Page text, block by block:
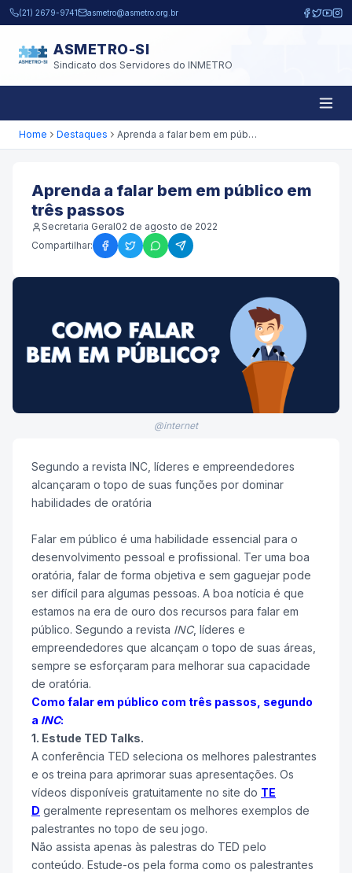
Pular para o conteúdo principal
(21) 2679-9741 asmetro@asmetro.org.br
ASMETRO-SI
Sindicato dos Servidores do INMETRO
Home Destaques Aprenda a falar bem em público em três passos
Aprenda a falar bem em público em
três passos
Secretaria Geral02 de agosto de 2022
Compartilhar:
@internet
Segundo a revista INC, líderes e empreendedores
alcançaram o topo de suas funções por dominar
habilidades de oratória
Falar em público é uma habilidade essencial para o
desenvolvimento pessoal e profissional. Ter uma boa
oratória, falar de forma objetiva e sem gaguejar pode
ser difícil para algumas pessoas. A boa notícia é que
estamos na era de ouro dos recursos para falar em
público. Segundo a revista INC, líderes e
empreendedores que alcançam o topo de suas áreas,
sempre se esforçaram para melhorar sua capacidade
de oratória.
Como falar em público com três passos, segundo
a INC:
1. Estude TED Talks.
A conferência TED seleciona os melhores palestrantes
e os treina para aprimorar suas apresentações. Os
vídeos disponíveis gratuitamente no site do TE
D geralmente representam os melhores exemplos de
palestrantes no topo de seu jogo.
Não assista apenas às palestras do TED pelo
conteúdo. Estude-os pela forma como os palestrantes